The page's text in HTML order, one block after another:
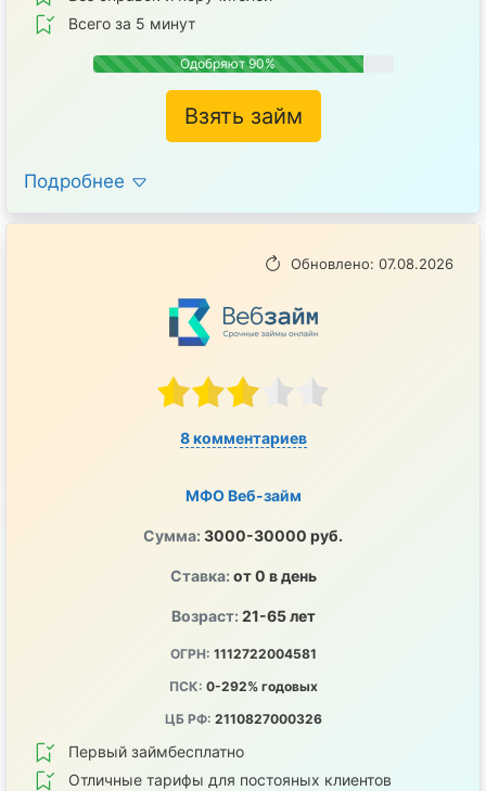
Всего за 5 минут
Одобряют 90%
Взять займ
Подробнее
Обновлено: 07.08.2026
8 комментариев
МФО Веб-займ
Сумма: 3000-30000 руб.
Ставка: от 0 в день
Возраст: 21-65 лет
ОГРН: 1112722004581
ПСК: 0-292% годовых
ЦБ РФ: 2110827000326
Первый займбесплатно
Отличные тарифы для постояных клиентов